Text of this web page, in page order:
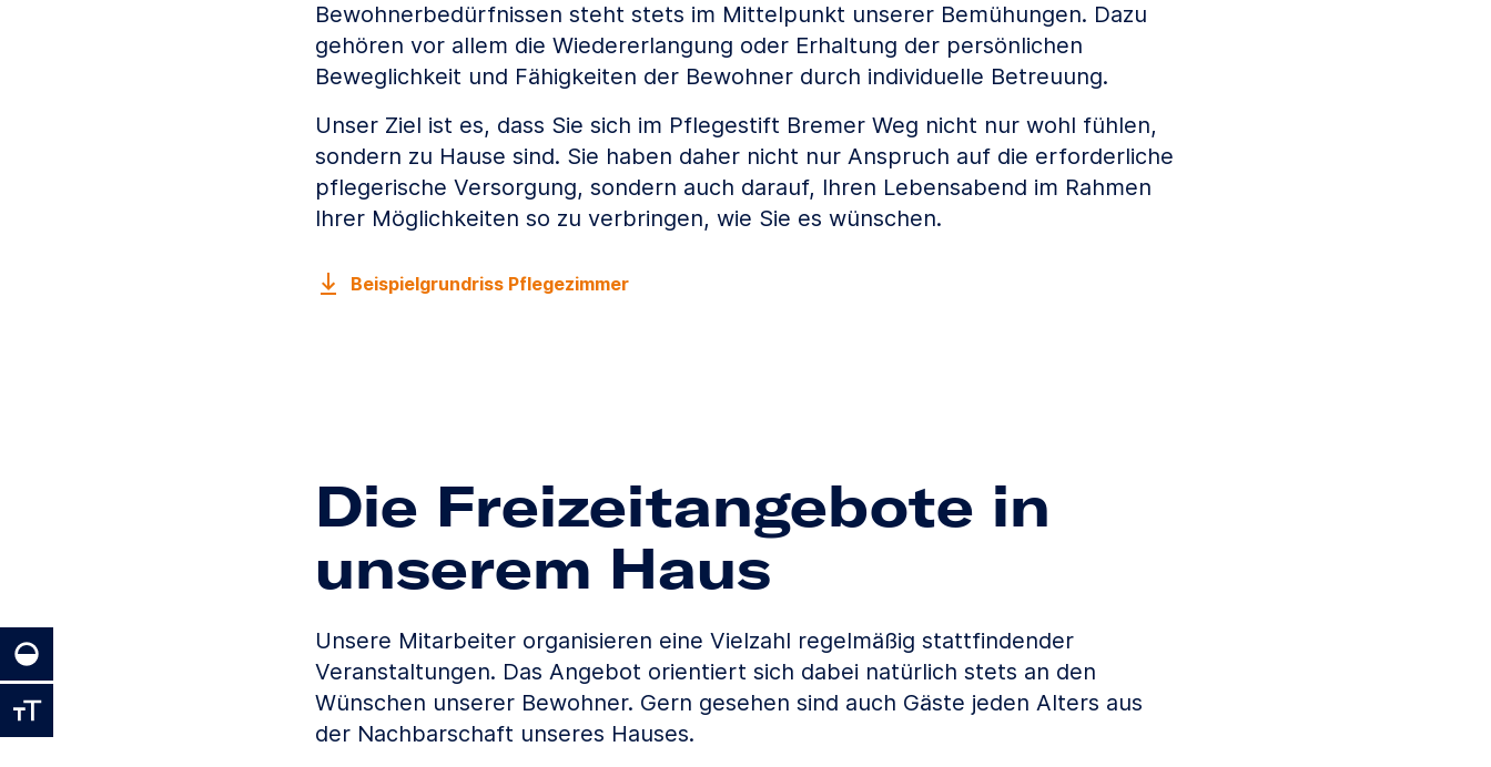
Bewohnerbedürfnissen steht stets im Mittelpunkt unserer Bemühungen. Dazu
gehören vor allem die Wiedererlangung oder Erhaltung der persönlichen
Beweglichkeit und Fähigkeiten der Bewohner durch individuelle Betreuung.
Unser Ziel ist es, dass Sie sich im Pflegestift Bremer Weg nicht nur wohl fühlen,
sondern zu Hause sind. Sie haben daher nicht nur Anspruch auf die erforderliche
pflegerische Versorgung, sondern auch darauf, Ihren Lebensabend im Rahmen
Ihrer Möglichkeiten so zu verbringen, wie Sie es wünschen.
Beispielgrundriss Pflegezimmer
Die Freizeitangebote in
unserem Haus
Unsere Mitarbeiter organisieren eine Vielzahl regelmäßig stattfindender
Veranstaltungen. Das Angebot orientiert sich dabei natürlich stets an den
Wünschen unserer Bewohner. Gern gesehen sind auch Gäste jeden Alters aus
der Nachbarschaft unseres Hauses.